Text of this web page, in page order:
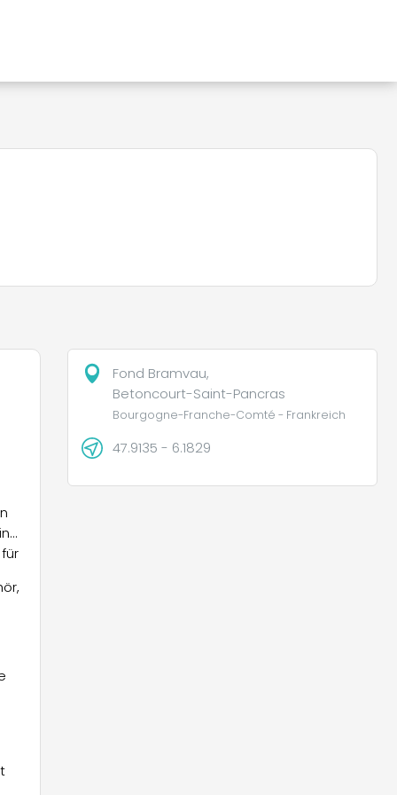
Fond Bramvau,
Betoncourt-Saint-Pancras
Bourgogne-Franche-Comté - Frankreich
47.9135 - 6.1829